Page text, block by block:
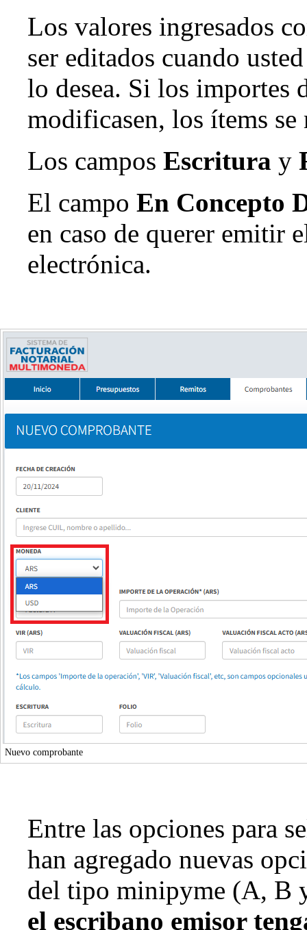
Los valores ingresados
ser editados cuando
lo desea. Si los importes
modificasen, los ítems
Los campos Escritura y
El campo En Concepto
en caso de querer emitir
electrónica.
Nuevo comprobante
Entre las opciones para
han agregado nuevas
del tipo minipyme (A, B
el escribano emisor